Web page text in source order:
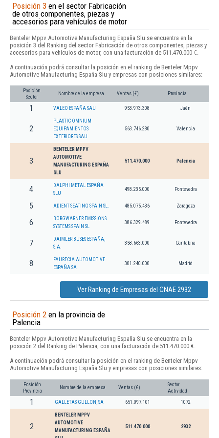
Posición 3 en el sector Fabricación
de otros componentes, piezas y
accesorios para vehículos de motor
Benteler Mppv Automotive Manufacturing España Slu se encuentra en la
posición 3 del Ranking del sector Fabricación de otros componentes, piezas y
accesorios para vehículos de motor, con una facturación de 511.470.000 €.
A continuación podrá consultar la posición en el ranking de Benteler Mppv
Automotive Manufacturing España Slu y empresas con posiciones similares:
Posición
Sector
Nombre de la empresa Ventas (€) Provincia
1 VALEO ESPAÑA SAU 953.973.308 Jaén
2
PLASTIC OMNIUM
EQUIPAMIENTOS
EXTERIORES SAU
563.746.280 Valencia
3
BENTELER MPPV
AUTOMOTIVE
MANUFACTURING ESPAÑA
SLU
511.470.000 Palencia
4
DALPHI METAL ESPAÑA
SLU
498.235.000 Pontevedra
5 ADIENT SEATING SPAIN SL. 485.075.436 Zaragoza
6
BORGWARNER EMISSIONS
SYSTEMS SPAIN SL
386.329.489 Pontevedra
7
DAIMLER BUSES ESPAÑA,
S.A.
358.663.000 Cantabria
8
FAURECIA AUTOMOTIVE
ESPAÑA SA
301.240.000 Madrid
Ver Ranking de Empresas del CNAE 2932
Posición 2 en la provincia de
Palencia
Benteler Mppv Automotive Manufacturing España Slu se encuentra en la
posición 2 del Ranking de Palencia, con una facturación de 511.470.000 €.
A continuación podrá consultar la posición en el ranking de Benteler Mppv
Automotive Manufacturing España Slu y empresas con posiciones similares:
Posición
Provincia
Nombre de la empresa Ventas (€)
Sector
Actividad
1 GALLETAS GULLON, SA 651.097.101 1072
2
BENTELER MPPV
AUTOMOTIVE
MANUFACTURING ESPAÑA
511.470.000 2932